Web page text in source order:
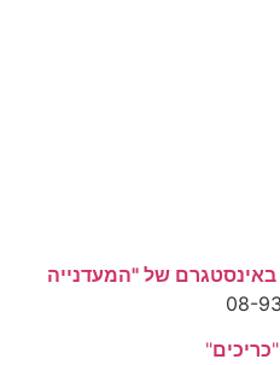
באינסטגרם של "המעדנייה
"כריכים"